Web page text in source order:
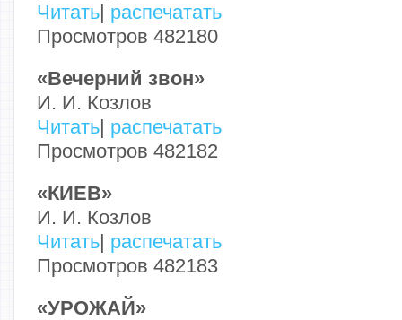
Читать распечатать
Просмотров 482180
«Вечерний звон»
И. И. Козлов
Читать распечатать
Просмотров 482182
«КИЕВ»
И. И. Козлов
Читать распечатать
Просмотров 482183
«УРОЖАЙ»